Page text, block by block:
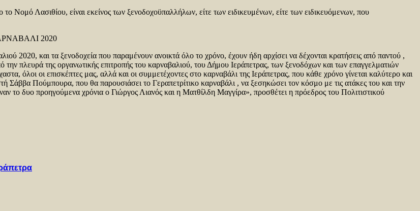
Νομό Λασιθίου, είναι εκείνος των ξενοδοχοϋπαλλήλων, είτε των ειδικευμένων, είτε των ειδικευόμενων, που
2020
2020, και τα ξενοδοχεία που παραμένουν ανοικτά όλο το χρόνο, έχουν ήδη αρχίσει να δέχονται κρατήσεις από παντού ,
πλευρά της οργανωτικής επιτροπής του καρναβαλιού, του Δήμου Ιεράπετρας, των ξενοδόχων και των επαγγελματιών
όλοι οι επισκέπτες μας, αλλά και οι συμμετέχοντες στο καρναβάλι της Ιεράπετρας, που κάθε χρόνο γίνεται καλύτερο και
Πούμπουρα, που θα παρουσιάσει το Γεραπετρίτικο καρναβάλι , να ξεσηκώσει τον κόσμο με τις ατάκες του και την
το δυο προηγούμενα χρόνια ο Γιώργος Λιανός και η Ματθίλδη Μαγγίρα», προσθέτει η πρόεδρος του Πολιτιστικού